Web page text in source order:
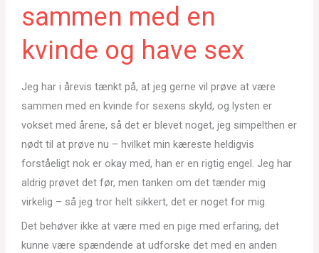
sammen med en
kvinde og have sex
Jeg har i årevis tænkt på, at jeg gerne vil prøve at være
sammen med en kvinde for sexens skyld, og lysten er
vokset med årene, så det er blevet noget, jeg simpelthen er
nødt til at prøve nu – hvilket min kæreste heldigvis
forståeligt nok er okay med, han er en rigtig engel. Jeg har
aldrig prøvet det før, men tanken om det tænder mig
virkelig – så jeg tror helt sikkert, det er noget for mig.
Det behøver ikke at være med en pige med erfaring, det
kunne være spændende at udforske det med en anden